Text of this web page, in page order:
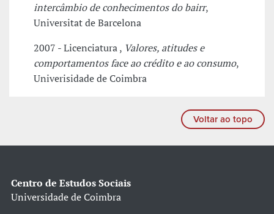
intercâmbio de conhecimentos do bairr,
Universitat de Barcelona
2007 - Licenciatura , Valores, atitudes e
comportamentos face ao crédito e ao consumo,
Univerisidade de Coimbra
Voltar ao topo
Centro de Estudos Sociais
Universidade de Coimbra